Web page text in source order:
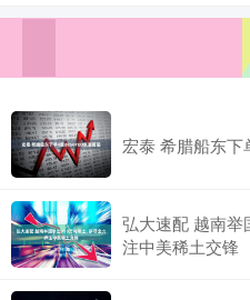
宏泰 希腊船东下
弘大速配 越南举
注中美稀土交锋